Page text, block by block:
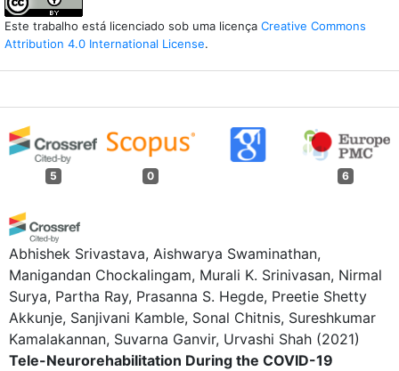
Este trabalho está licenciado sob uma licença Creative Commons
Attribution 4.0 International License.
5 0 6
Abhishek Srivastava, Aishwarya Swaminathan,
Manigandan Chockalingam, Murali K. Srinivasan, Nirmal
Surya, Partha Ray, Prasanna S. Hegde, Preetie Shetty
Akkunje, Sanjivani Kamble, Sonal Chitnis, Sureshkumar
Kamalakannan, Suvarna Ganvir, Urvashi Shah (2021)
Tele-Neurorehabilitation During the COVID-19